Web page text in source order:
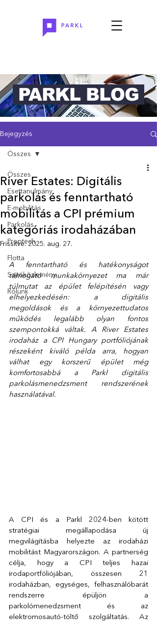
PARKL BLOG
Bejegyzés
Összes
Esettanulmány
E-mobilitás
Parkolás
Proptech
Flotta
Sajtóközlemény
Rólunk
Összes
River Estates: Digitális
parkolás és fenntartható
mobilitás a CPI prémium
kategóriás irodaházában
Frissítve:2025. aug. 27.
A fenntartható és hatékonyságot
támogató munkakörnyezet ma már
túlmutat az épület felépítésén vagy
elhelyezkedésén: a digitális
megoldások és a környezettudatos
működés legalább olyan fontos
szempontokká váltak. A River Estates
irodaház a CPI Hungary portfóliójának
részeként kiváló példa arra, hogyan
válhat egy korszerű épület még
komfortosabbá a Parkl digitális
parkolásmenedzsment rendszerének
használatával.
A CPI és a Parkl 2024-ben kötött
stratégiai megállapodása új
megvilágításba helyezte az irodaházi
mobilitást Magyarországon. A partnerség
célja, hogy a CPI teljes hazai
irodaportfóliójában, összesen 21
irodaházban, egységes, felhasználóbarát
rendszerre épüljön a
parkolómenedzsment és az
elektromosautó-töltő szolgáltatás. Az